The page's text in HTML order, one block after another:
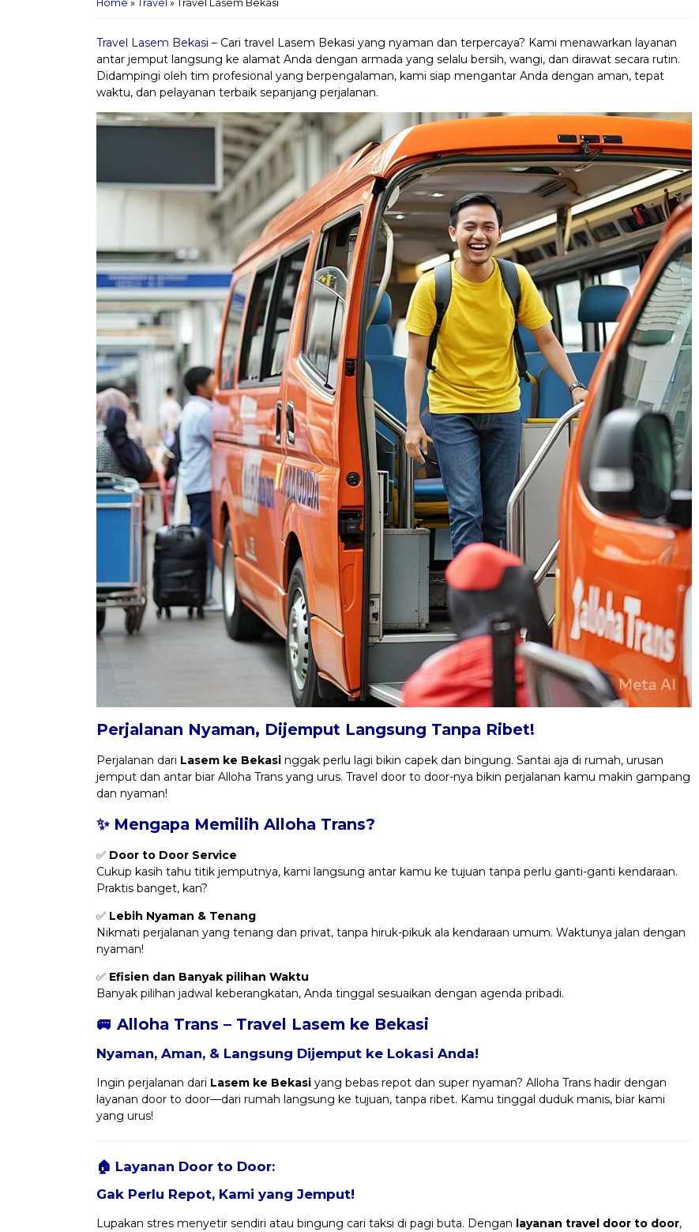
Home » Travel » Travel Lasem Bekasi
Travel Lasem Bekasi – Cari travel Lasem Bekasi yang nyaman dan terpercaya? Kami menawarkan layanan
antar jemput langsung ke alamat Anda dengan armada yang selalu bersih, wangi, dan dirawat secara rutin.
Didampingi oleh tim profesional yang berpengalaman, kami siap mengantar Anda dengan aman, tepat
waktu, dan pelayanan terbaik sepanjang perjalanan.
Perjalanan Nyaman, Dijemput Langsung Tanpa Ribet!
Perjalanan dari Lasem ke Bekasi nggak perlu lagi bikin capek dan bingung. Santai aja di rumah, urusan
jemput dan antar biar Alloha Trans yang urus. Travel door to door-nya bikin perjalanan kamu makin gampang
dan nyaman!
✨ Mengapa Memilih Alloha Trans?
✅ Door to Door Service
Cukup kasih tahu titik jemputnya, kami langsung antar kamu ke tujuan tanpa perlu ganti-ganti kendaraan.
Praktis banget, kan?
✅ Lebih Nyaman & Tenang
Nikmati perjalanan yang tenang dan privat, tanpa hiruk-pikuk ala kendaraan umum. Waktunya jalan dengan
nyaman!
✅ Efisien dan Banyak pilihan Waktu
Banyak pilihan jadwal keberangkatan, Anda tinggal sesuaikan dengan agenda pribadi.
🚐 Alloha Trans – Travel Lasem ke Bekasi
Nyaman, Aman, & Langsung Dijemput ke Lokasi Anda!
Ingin perjalanan dari Lasem ke Bekasi yang bebas repot dan super nyaman? Alloha Trans hadir dengan
layanan door to door—dari rumah langsung ke tujuan, tanpa ribet. Kamu tinggal duduk manis, biar kami
yang urus!
🏠 Layanan Door to Door:
Gak Perlu Repot, Kami yang Jemput!
Lupakan stres menyetir sendiri atau bingung cari taksi di pagi buta. Dengan layanan travel door to door,